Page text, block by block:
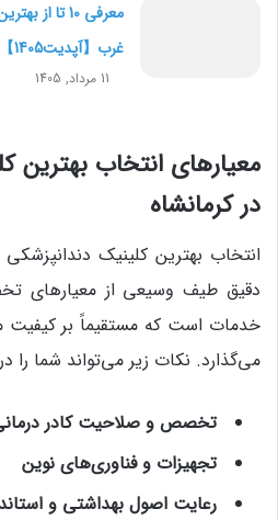
معرفی 10 تا
غرب【آپدیت1405】✅
11 مرداد, 1405
معیارهای انتخاب بهترین
در کرمانشاه
انتخاب بهترین کلینیک
دقیق طیف وسیعی از معیارهای
خدمات است که مستقیماً بر کیفیت
می‌گذارد. نکات زیر می‌تواند شما را
تخصص و صلاحیت کادر
تجهیزات و فناوری‌های نوین
رعایت اصول بهداشتی و